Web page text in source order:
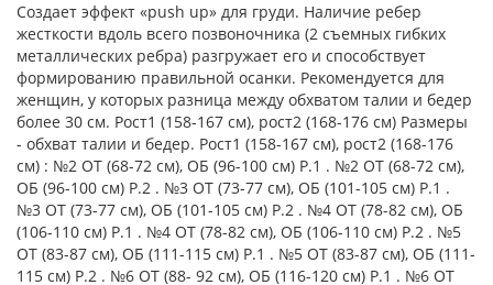
Создает эффект «push up» для груди. Наличие ребер
жесткости вдоль всего позвоночника (2 съемных гибких
металлических ребра) разгружает его и способствует
формированию правильной осанки. Рекомендуется для
женщин, у которых разница между обхватом талии и бедер
более 30 см. Рост1 (158-167 см), рост2 (168-176 см) Размеры
- обхват талии и бедер. Рост1 (158-167 см), рост2 (168-176
см) : №2 ОТ (68-72 см), ОБ (96-100 см) Р.1 . №2 ОТ (68-72 см),
ОБ (96-100 см) Р.2 . №3 ОТ (73-77 см), ОБ (101-105 см) Р.1 .
№3 ОТ (73-77 см), ОБ (101-105 см) Р.2 . №4 ОТ (78-82 см), ОБ
(106-110 см) Р.1 . №4 ОТ (78-82 см), ОБ (106-110 см) Р.2 . №5
ОТ (83-87 см), ОБ (111-115 см) Р.1 . №5 ОТ (83-87 см), ОБ (111-
115 см) Р.2 . №6 ОТ (88- 92 см), ОБ (116-120 см) Р.1 . №6 ОТ